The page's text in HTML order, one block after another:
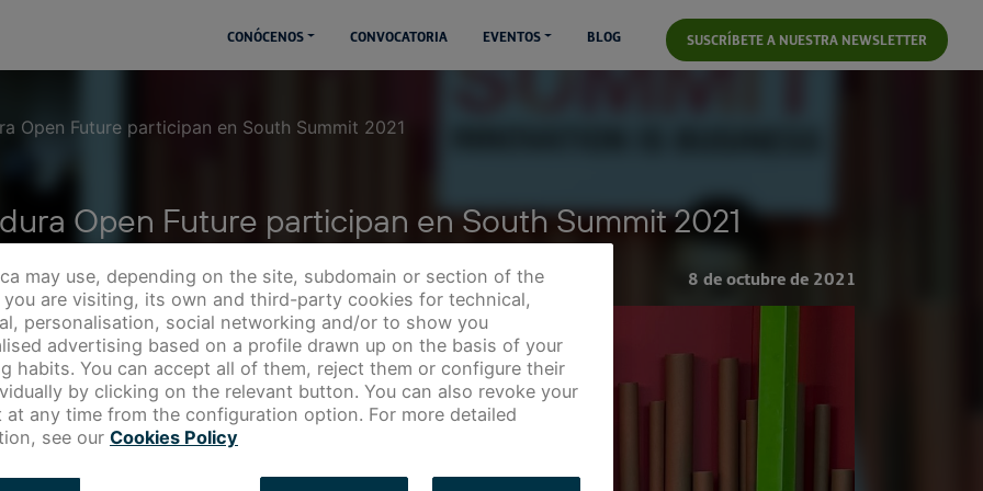
CONÓCENOS CONVOCATORIA EVENTOS BLOG SUSCRÍBETE A NUESTRA NEWSLETTER
Open Future participan en South Summit 2021
Open Future participan en South Summit 2021
8 de octubre de 2021
may use, depending on the site, subdomain or section of the
are visiting, its own and third-party cookies for technical,
personalisation, social networking and/or to show you
advertising based on a profile drawn up on the basis of your
habits. You can accept all of them, reject them or configure their
by clicking on the relevant button. You can also revoke your
at any time from the configuration option. For more detailed
see our Cookies Policy